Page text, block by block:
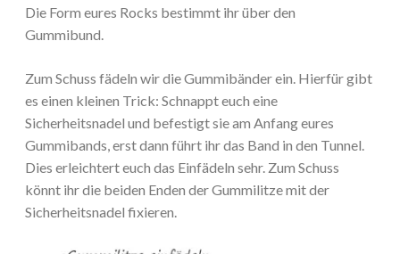
Die Form eures Rocks bestimmt ihr über den
Gummibund.
Zum Schuss fädeln wir die Gummibänder ein. Hierfür gibt
es einen kleinen Trick: Schnappt euch eine
Sicherheitsnadel und befestigt sie am Anfang eures
Gummibands, erst dann führt ihr das Band in den Tunnel.
Dies erleichtert euch das Einfädeln sehr. Zum Schuss
könnt ihr die beiden Enden der Gummilitze mit der
Sicherheitsnadel fixieren.